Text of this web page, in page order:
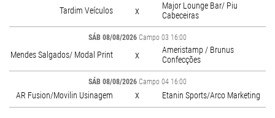
Tardim Veículos x
Major Lounge Bar/ Piu
Cabeceiras
SÁB 08/08/2026 Campo 03 16:00
Mendes Salgados/ Modal Print x
Ameristamp / Brunus
Confecções
SÁB 08/08/2026 Campo 04 16:00
AR Fusion/Movilin Usinagem x Etanin Sports/Arco Marketing